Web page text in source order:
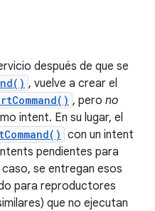
después de que se
, vuelve a crear el
, pero no
intent. En su lugar, el
con un intent
pendientes para
se entregan esos
para reproductores
que no ejecutan